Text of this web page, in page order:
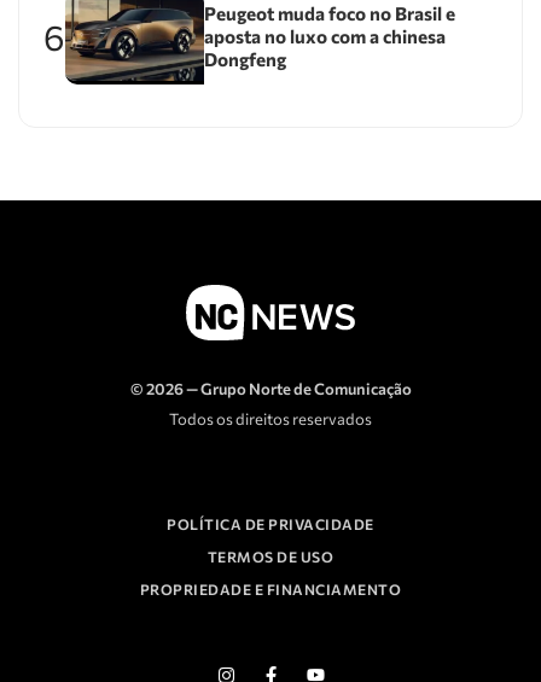
6
Peugeot muda foco no Brasil e
aposta no luxo com a chinesa
Dongfeng
© 2026 — Grupo Norte de Comunicação
Todos os direitos reservados
POLÍTICA DE PRIVACIDADE
TERMOS DE USO
PROPRIEDADE E FINANCIAMENTO